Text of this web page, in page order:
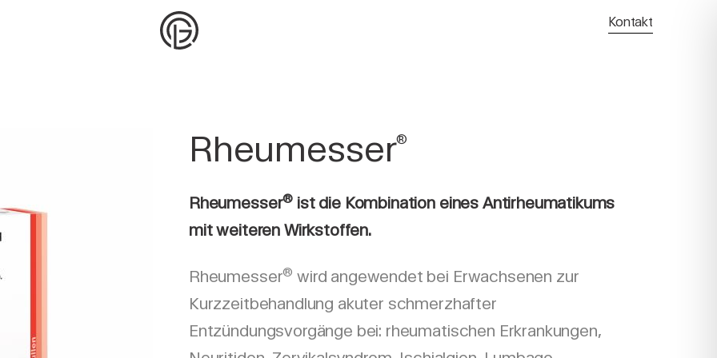
Kontakt
Rheumesser®
Rheumesser® ist die Kombination eines Antirheumatikums
mit weiteren Wirkstoffen.
Rheumesser® wird angewendet bei Erwachsenen zur
Kurzzeitbehandlung akuter schmerzhafter
Entzündungsvorgänge bei: rheumatischen Erkrankungen,